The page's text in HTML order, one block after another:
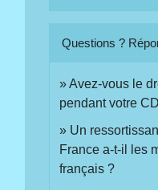
Questions ?
Avez-vous le
pendant votre
Un
France a-t-il les
français ?